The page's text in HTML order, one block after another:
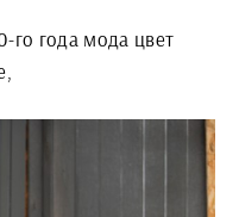
года мода цвет